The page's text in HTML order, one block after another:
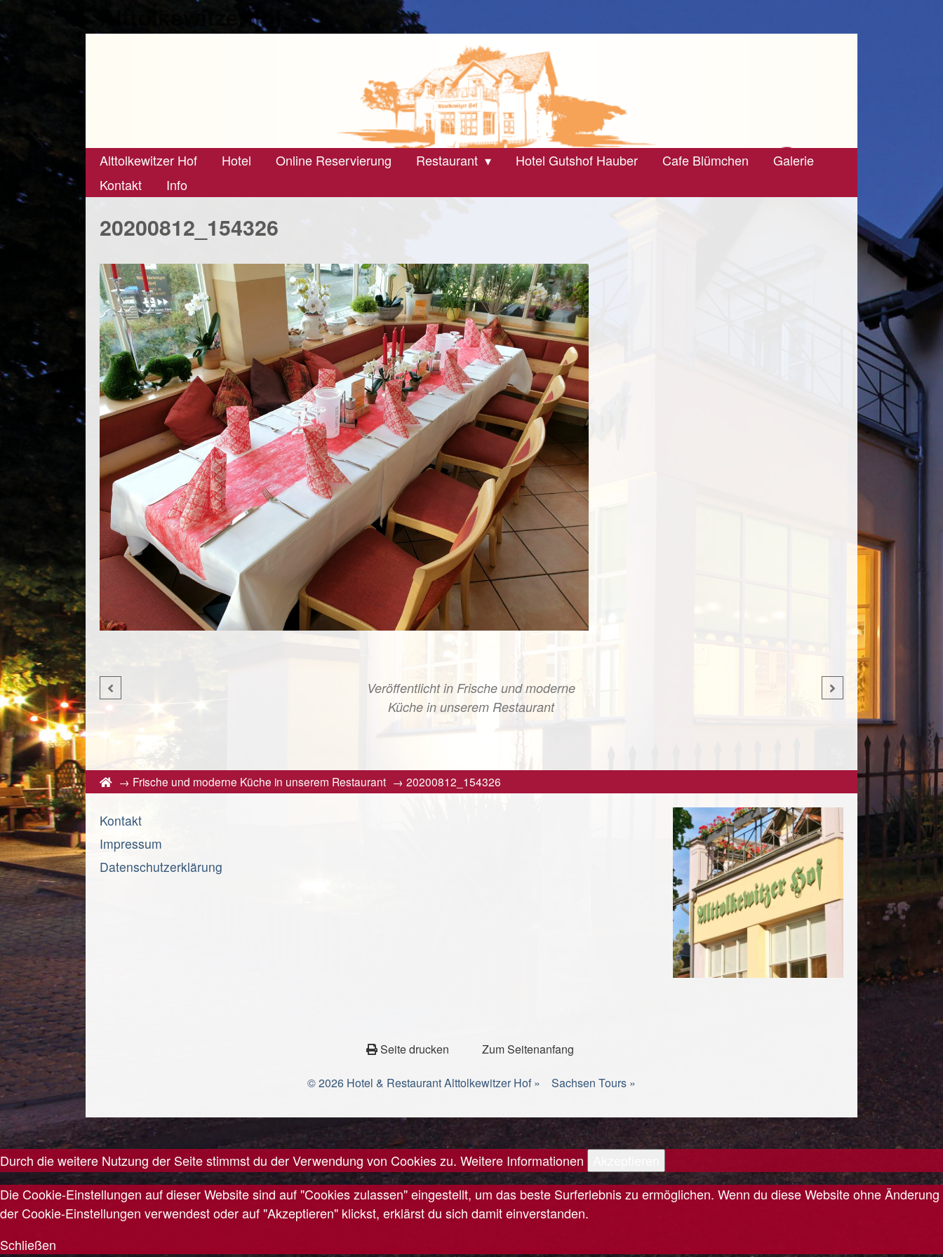
Alttolkewitzerhof
Alttolkewitzer Hof Hotel Online Reservierung Restaurant Hotel Gutshof Hauber Cafe Blümchen
Galerie
Kontakt
Info
20200812_154326
Veröffentlicht in Frische und moderne
Küche in unserem Restaurant
→ Frische und moderne Küche in unserem Restaurant → 20200812_154326
Kontakt
Impressum
Datenschutzerklärung
Seite drucken Zum Seitenanfang
© 2026 Hotel & Restaurant Alttolkewitzer Hof » Sachsen Tours »
});
Durch die weitere Nutzung der Seite stimmst du der Verwendung von Cookies zu. Weitere Informationen
Die Cookie-Einstellungen auf dieser Website sind auf "Cookies zulassen" eingestellt, um das beste Surferlebnis zu ermöglichen. Wenn du diese Website ohne Änderung
der Cookie-Einstellungen verwendest oder auf "Akzeptieren" klickst, erklärst du sich damit einverstanden.
Schließen